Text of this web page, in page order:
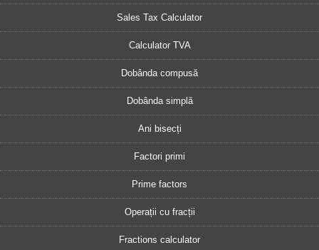
Sales Tax Calculator
Calculator TVA
Dobânda compusă
Dobânda simplă
Ani bisecți
Factori primi
Prime factors
Operații cu fracții
Fractions calculator